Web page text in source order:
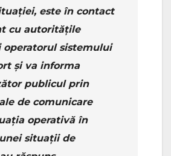
este în contact
cu autoritățile
operatorul sistemului
și va informa
publicul prin
de comunicare
operativă în
situații de